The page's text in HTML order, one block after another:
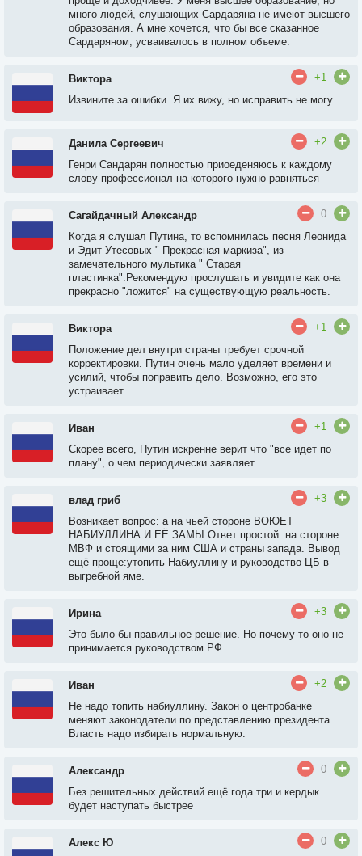
много людей, слушающих Сардаряна не имеют высшего
образования. А мне хочется, что бы все сказанное
Сардаряном, усваивалось в полном объеме.
Виктора
+1
Извините за ошибки. Я их вижу, но исправить не могу.
Данила Сергеевич
+2
Генри Сандарян полностью приоеденяюсь к каждому
слову профессионал на которого нужно равняться
Сагайдачный Александр
0
Когда я слушал Путина, то вспомнилась песня Леонида
и Эдит Утесовых " Прекрасная маркиза", из
замечательного мультика " Старая
пластинка".Рекомендую прослушать и увидите как она
прекрасно "ложится" на существующую реальность.
Виктора
+1
Положение дел внутри страны требует срочной
корректировки. Путин очень мало уделяет времени и
усилий, чтобы поправить дело. Возможно, его это
устраивает.
Иван
+1
Скорее всего, Путин искренне верит что "все идет по
плану", о чем периодически заявляет.
влад гриб
+3
Возникает вопрос: а на чьей стороне ВОЮЕТ
НАБИУЛЛИНА И ЕЁ ЗАМЫ.Ответ простой: на стороне
МВФ и стоящими за ним США и страны запада. Вывод
ещё проще:утопить Набиуллину и руководство ЦБ в
выгребной яме.
Ирина
+3
Это было бы правильное решение. Но почему-то оно не
принимается руководством РФ.
Иван
+2
Не надо топить набиуллину. Закон о центробанке
меняют законодатели по представлению президента.
Власть надо избирать нормальную.
Александр
0
Без решительных действий ещё года три и кердык
будет наступать быстрее
Алекс Ю
0